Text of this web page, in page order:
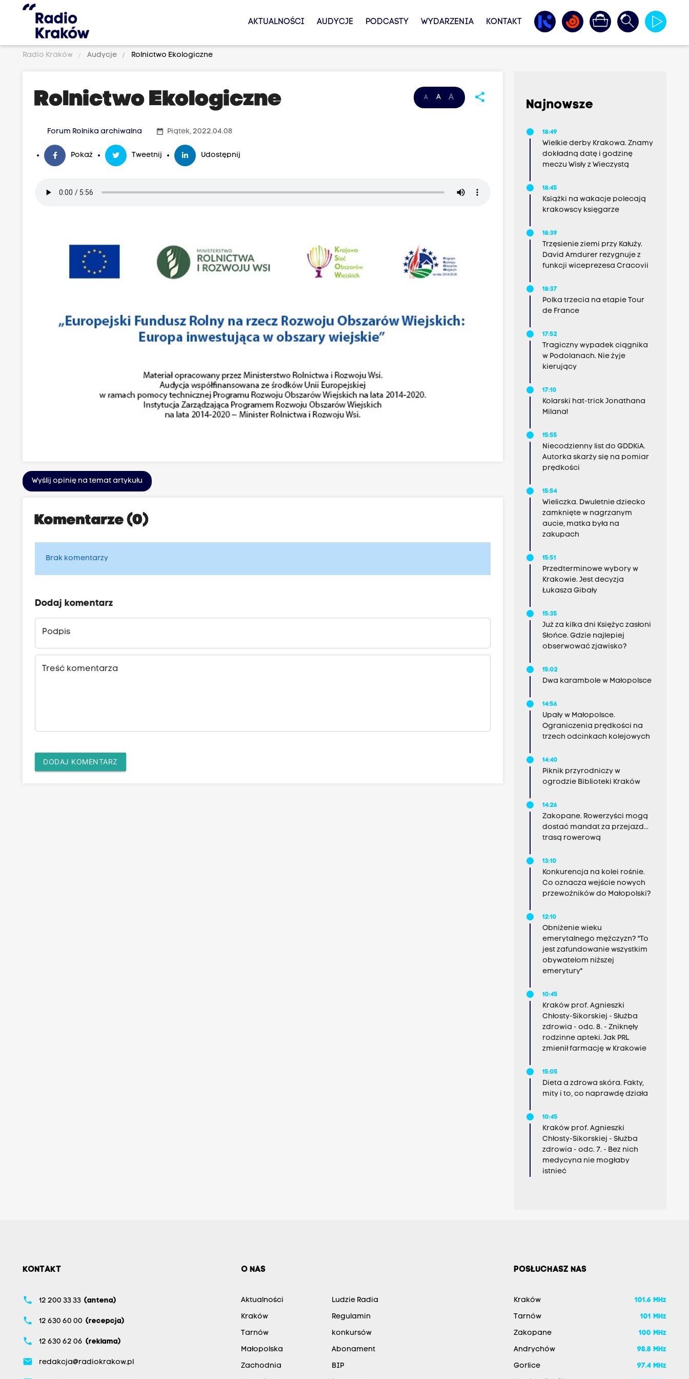
AKTUALNOŚCI AUDYCJE PODCASTY WYDARZENIA KONTAKT
Radio Kraków Audycje Rolnictwo Ekologiczne
A A A share
Rolnictwo Ekologiczne
Forum Rolnika archiwalna date_range Piątek, 2022.04.08
Pokaż Tweetnij Udostępnij
Wyślij opinię na temat artykułu
Komentarze (0)
Brak komentarzy
Dodaj komentarz
Podpis
Treść komentarza
DODAJ KOMENTARZ
Najnowsze
18:49
Wielkie derby Krakowa. Znamy
dokładną datę i godzinę
meczu Wisły z Wieczystą
18:45
Książki na wakacje polecają
krakowscy księgarze
18:39
Trzęsienie ziemi przy Kałuży.
David Amdurer rezygnuje z
funkcji wiceprezesa Cracovii
18:37
Polka trzecia na etapie Tour
de France
17:52
Tragiczny wypadek ciągnika
w Podolanach. Nie żyje
kierujący
17:10
Kolarski hat-trick Jonathana
Milana!
15:55
Niecodzienny list do GDDKiA.
Autorka skarży się na pomiar
prędkości
15:54
Wieliczka. Dwuletnie dziecko
zamknięte w nagrzanym
aucie, matka była na
zakupach
15:51
Przedterminowe wybory w
Krakowie. Jest decyzja
Łukasza Gibały
15:35
Już za kilka dni Księżyc zasłoni
Słońce. Gdzie najlepiej
obserwować zjawisko?
15:02
Dwa karambole w Małopolsce
14:56
Upały w Małopolsce.
Ograniczenia prędkości na
trzech odcinkach kolejowych
14:40
Piknik przyrodniczy w
ogrodzie Biblioteki Kraków
14:26
Zakopane. Rowerzyści mogą
dostać mandat za przejazd...
trasą rowerową
13:10
Konkurencja na kolei rośnie.
Co oznacza wejście nowych
przewoźników do Małopolski?
12:10
Obniżenie wieku
emerytalnego mężczyzn? "To
jest zafundowanie wszystkim
obywatelom niższej
emerytury"
10:45
Kraków prof. Agnieszki
Chłosty-Sikorskiej - Służba
zdrowia - odc. 8. - Zniknęły
rodzinne apteki. Jak PRL
zmienił farmację w Krakowie
15:05
Dieta a zdrowa skóra. Fakty,
mity i to, co naprawdę działa
10:45
Kraków prof. Agnieszki
Chłosty-Sikorskiej - Służba
zdrowia - odc. 7. - Bez nich
medycyna nie mogłaby
istnieć
KONTAKT
phone 12 200 33 33 (antena)
phone 12 630 60 00 (recepcja)
phone 12 630 62 06 (reklama)
email redakcja@radiokrakow.pl
O NAS
Aktualności
Kraków
Tarnów
Małopolska
Zachodnia
Ludzie Radia
Regulamin
konkursów
Abonament
BIP
POSŁUCHASZ NAS
Kraków 101.6 MHz
Tarnów 101 MHz
Zakopane 100 MHz
Andrychów 98.8 MHz
Gorlice 97.4 MHz